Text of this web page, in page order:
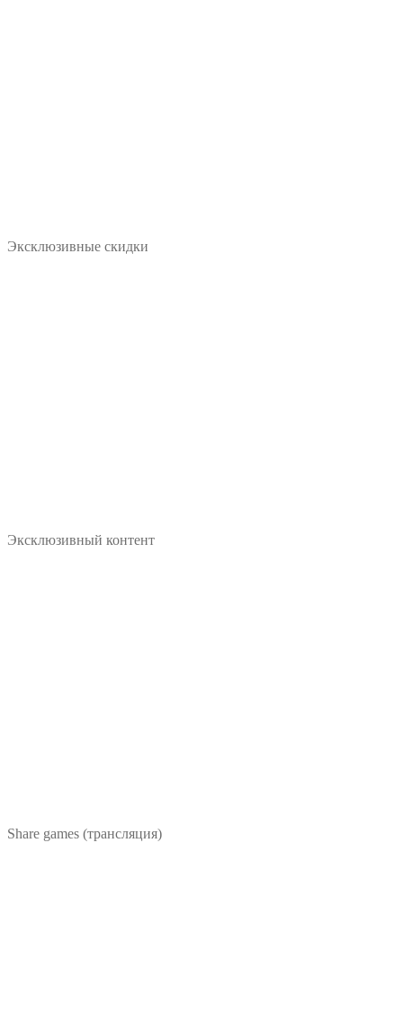
Эксклюзивные скидки
Эксклюзивный контент
Share games (трансляция)